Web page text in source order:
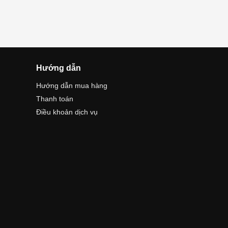
Hướng dẫn
Hướng dẫn mua hàng
Thanh toán
Điều khoản dịch vụ